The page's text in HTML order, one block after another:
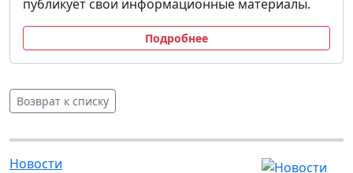
публикует свои информационные материалы.
Подробнее
Возврат к списку
Новости